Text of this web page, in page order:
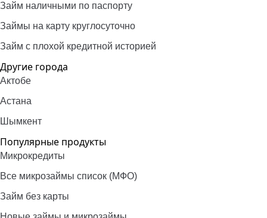
Займ наличными по паспорту
Займы на карту круглосуточно
Займ с плохой кредитной историей
Другие города
Актобе
Астана
Шымкент
Популярные продукты
Микрокредиты
Все микрозаймы список (МФО)
Займ без карты